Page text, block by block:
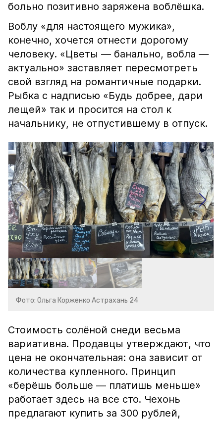
больно позитивно заряжена воблёшка.
Воблу «для настоящего мужика»,
конечно, хочется отнести дорогому
человеку. «Цветы — банально, вобла —
актуально» заставляет пересмотреть
свой взгляд на романтичные подарки.
Рыбка с надписью «Будь добрее, дари
лещей» так и просится на стол к
начальнику, не отпустившему в отпуск.
Фото: Ольга Корженко Астрахань 24
Стоимость солёной снеди весьма
вариативна. Продавцы утверждают, что
цена не окончательная: она зависит от
количества купленного. Принцип
«берёшь больше — платишь меньше»
работает здесь на все сто. Чехонь
предлагают купить за 300 рублей,